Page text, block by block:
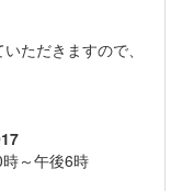
ただきますので、
～午後6時